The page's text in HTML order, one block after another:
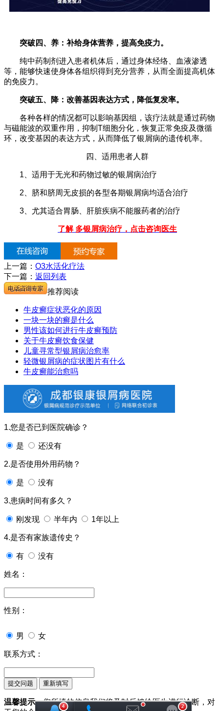
突破四、养：补给身体营养，提高免疫力。
纯中药制剂进入患者机体后，通过身体经络、血液渗透
等，能够快速使身体各组织得到充分营养，从而全面提高机体
的免疫力。
突破五、降：改善基因表达方式，降低复发率。
各种各样的情况都可以影响基因组，该疗法就是通过药物
与磁能波的双重作用，抑制T细胞分化，恢复正常免疫及微循
环，改变基因的表达方式，从而降低了银屑病的遗传机率。
四、适用患者人群
1、适用于无光和药物过敏的银屑病治疗
2、脐和脐周无皮损的各型各期银屑病均适合治疗
3、尤其适合胃肠、肝脏疾病不能服药者的治疗
了解 多银屑病治疗，点击咨询医生
上一篇： O3水活化疗法
下一篇： 返回列表
推荐阅读
牛皮癣症状恶化的原因
一块一块的癣是什么
男性该如何进行牛皮癣预防
关于牛皮癣饮食保健
儿童寻常型银屑病治愈率
轻微银屑病的症状图片有什么
牛皮癣能治愈吗
1.您是否已到医院确诊？
是 还没有
2.是否使用外用药物？
是 没有
3.患病时间有多久？
刚发现 半年内 1年以上
4.是否有家族遗传史？
有 没有
姓名：
性别：
男 女
联系方式：
温馨提示：您所填的信息我们将及时反馈给医生进行诊断，对